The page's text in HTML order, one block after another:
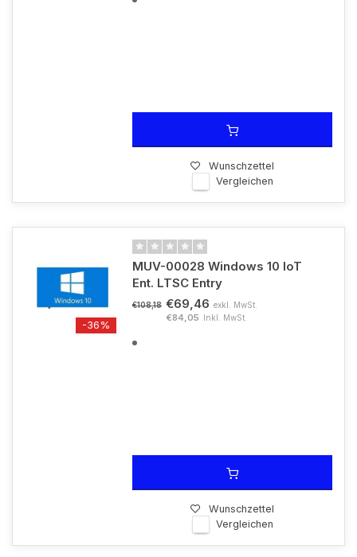
Wunschzettel
Vergleichen
-36%
MUV-00028 Windows 10 IoT
Ent. LTSC Entry
€108,18 €69,46 exkl. MwSt.
€84,05 Inkl. MwSt.
Wunschzettel
Vergleichen